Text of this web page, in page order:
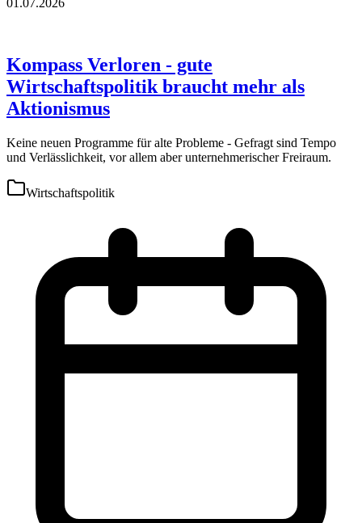
01.07.2026
Kompass Verloren - gute
Wirtschaftspolitik braucht mehr als
Aktionismus
Keine neuen Programme für alte Probleme - Gefragt sind Tempo
und Verlässlichkeit, vor allem aber unternehmerischer Freiraum.
Wirtschaftspolitik